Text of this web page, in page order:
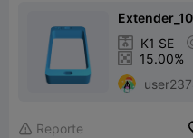
Extender_10
 K1 SE
 15.00%
 Reporte